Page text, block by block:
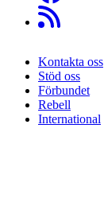
Sidfot
Kontakta oss
Stöd oss
Förbundet
Rebell
International